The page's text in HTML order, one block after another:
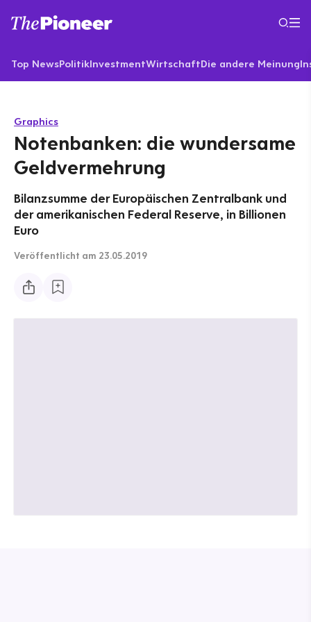
Top NewsPolitikInvestmentWirtschaftDie andere Meinung
Graphics
Notenbanken: die wundersame
Geldvermehrung
Bilanzsumme der Europäischen Zentralbank und
der amerikanischen Federal Reserve, in Billionen
Euro
Veröffentlicht am 23.05.2019